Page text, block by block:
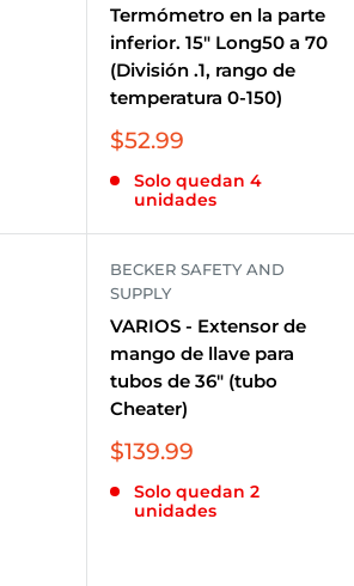
Termómetro en la parte
inferior. 15" Long50 a 70
(División .1, rango de
temperatura 0-150)
Precio
venta
$52.99
Solo quedan 4
unidades
BECKER SAFETY AND
SUPPLY
VARIOS - Extensor de
mango de llave para
tubos de 36" (tubo
Cheater)
Precio
venta
$139.99
Solo quedan 2
unidades